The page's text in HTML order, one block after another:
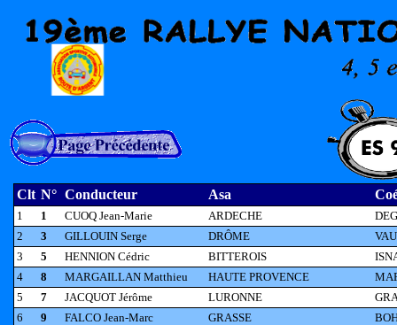
Clt N° Conducteur Asa
1 1 CUOQ Jean-Marie ARDECHE
2
3 GILLOUIN Serge DRÔME
3
5 HENNION Cédric BITTEROIS
4
8 MARGAILLAN Matthieu HAUTE PROVENCE
5
7 JACQUOT Jérôme LURONNE
6
9 FALCO Jean-Marc GRASSE